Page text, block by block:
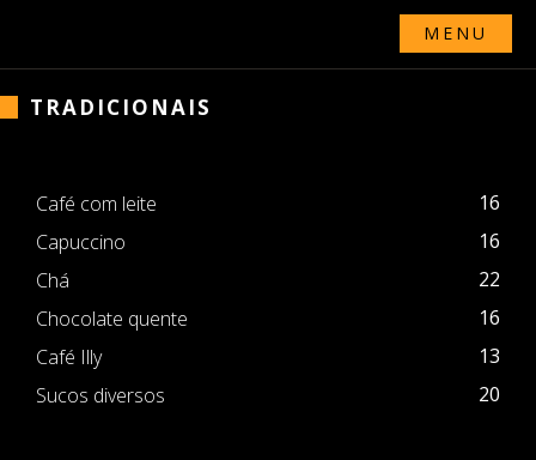
MENU
TRADICIONAIS
Café com leite
16
Capuccino
16
Chá
22
Chocolate quente
16
Café Illy
13
Sucos diversos
20